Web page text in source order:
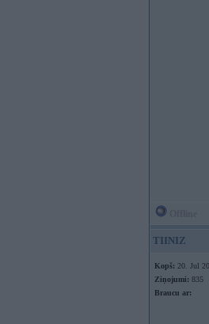
TIINIZ
Kopš: 20. Jul
Ziņojumi: 835
Braucu ar: